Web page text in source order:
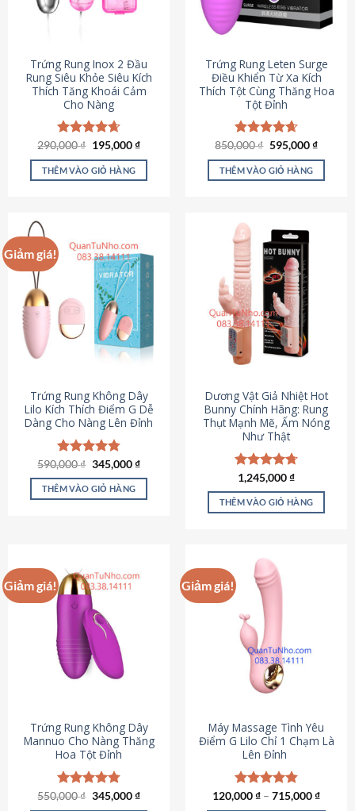
Trứng Rung Inox 2 Đầu
Rung Siêu Khỏe Siêu Kích
Thích Tăng Khoái Cảm
Cho Nàng
Được xếp
hạng4.64
5 sao
290,000₫ Giá
là:
290,000 ₫.
195,000₫Giá
tại
THÊM VÀO GIỎ HÀNG
Trứng Rung Leten Surge
Điều Khiển Từ Xa Kích
Thích Tột Cùng Thăng Hoa
Tột Đỉnh
Được xếp
hạng4.69
5 sao
850,000₫ Giá
là:
850,000 ₫.
595,000₫Giá
tại
THÊM VÀO GIỎ HÀNG
Giảm giá!
Trứng Rung Không Dây
Lilo Kích Thích Điểm G Dễ
Dàng Cho Nàng Lên Đỉnh
Được xếp
hạng4.79
5 sao
590,000₫ Giá
là:
590,000 ₫.
345,000₫Giá
tại
345,000 ₫.
THÊM VÀO GIỎ HÀNG
Dương Vật Giả Nhiệt Hot
Bunny Chính Hãng: Rung
Thụt Mạnh Mẽ, Ấm Nóng
Như Thật
Được xếp
hạng4.73
5 sao
1,245,000₫
THÊM VÀO GIỎ HÀNG
Giảm giá!
Trứng Rung Không Dây
Mannuo Cho Nàng Thăng
Hoa Tột Đỉnh
Được xếp
hạng4.81
550,000₫ Giá
345,000₫Giá
Giảm giá!
Máy Massage Tình Yêu
Điểm G Lilo Chỉ 1 Chạm Là
Lên Đỉnh
Được xếp
hạng4.85
120,000₫ – 715,000₫